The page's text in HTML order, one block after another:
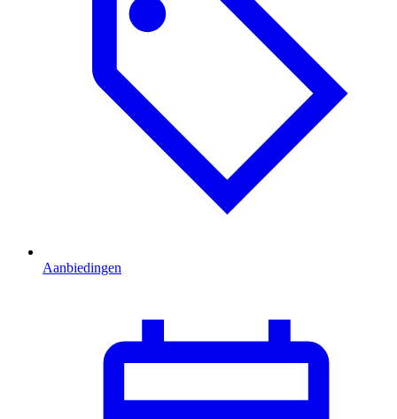
Aanbiedingen